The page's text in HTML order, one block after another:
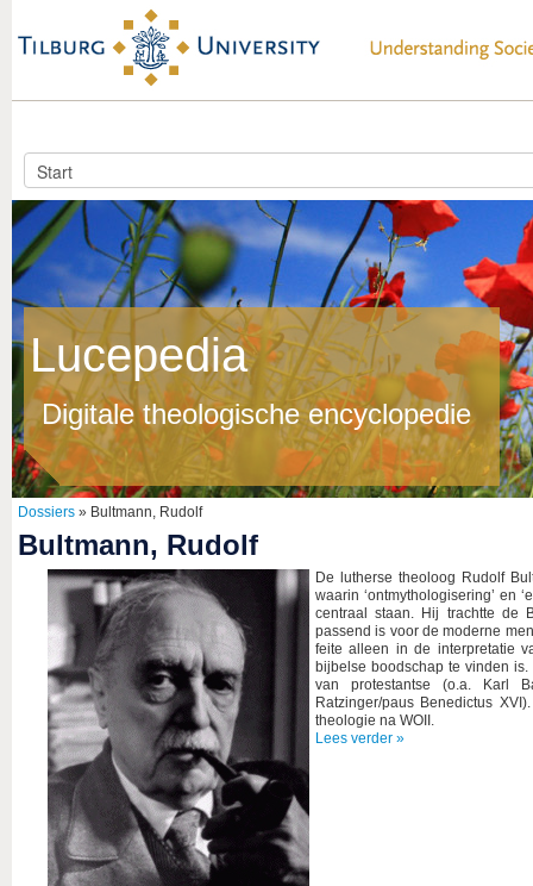
Lucepedia
Digitale theologische encyclopedie
Dossiers » Bultmann, Rudolf
Bultmann, Rudolf
De lutherse theoloog Rudolf
waarin ‘ontmythologisering’ en
centraal staan. Hij trachtte de
passend is voor de moderne
feite alleen in de interpretatie
bijbelse boodschap te vinden
van protestantse (o.a. Karl
Ratzinger/paus Benedictus
theologie na WOII.
Lees verder »